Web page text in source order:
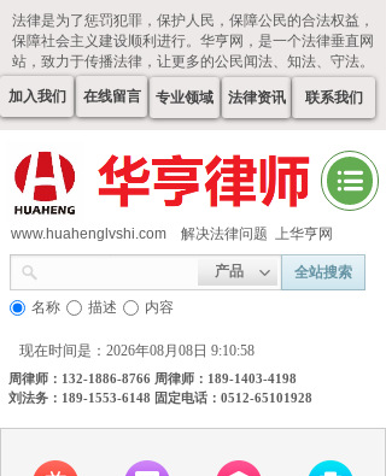
法律是为了惩罚犯罪，保护人民，保障公民的合法权益，
保障社会主义建设顺利进行。华亨网，是一个法律垂直网
站，致力于传播法律，让更多的公民闻法、知法、守法。
在线留言 专业领域 法律资讯 联系我们
加入我们
产品 全站搜索
名称 描述 内容
现在时间是：2026年08月08日 9:10:58
www.huahenglvshi.com 解决法律问题 上华亨网
周律师：132-1886-8766 周律师：189-1403-4198
刘法务：189-1553-6148 固定电话：0512-65101928